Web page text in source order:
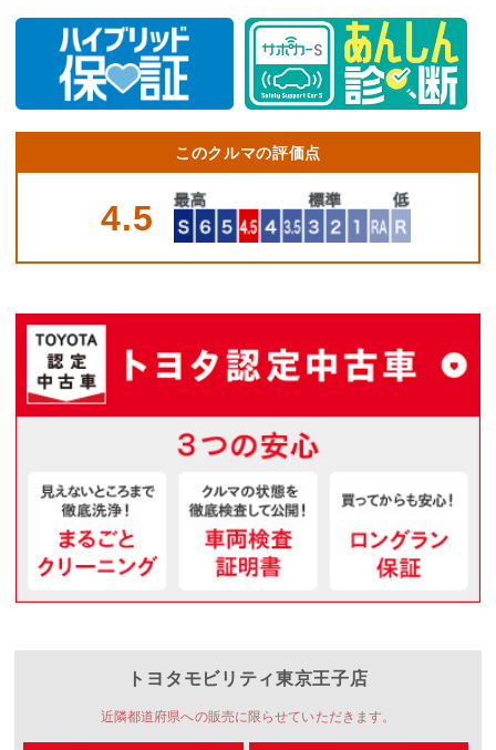
このクルマの評価点
4.5
トヨタモビリティ東京王子店
近隣都道府県への販売に限らせていただきます。